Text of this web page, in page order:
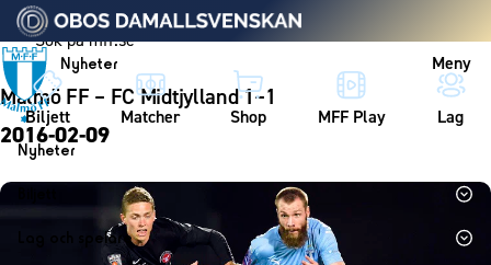
Vidare till innehållet
Nyheter Meny
Biljett Matcher Shop MFF Play Lag
Nyheter
Nyheter
Lag och spelare
Malmö FF – FC Midtjylland 1–1
2016-02-09